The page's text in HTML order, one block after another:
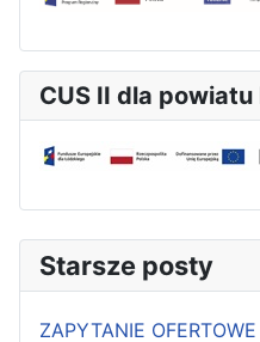
CUS II dla
Starsze posty
ZAPYTANIE OFERTOWE